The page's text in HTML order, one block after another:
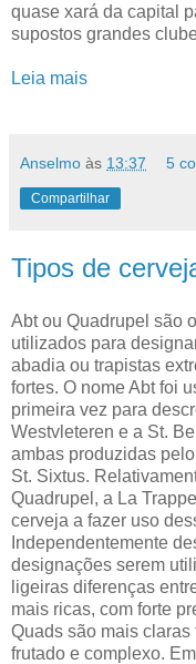
quase xará da capital
supostos grandes
Leia mais
Anselmo às 13:37 5
Compartilhar
Tipos de
Abt ou Quadrupel são
utilizados para
abadia ou trapistas
fortes. O nome Abt foi
primeira vez para
Westvleteren e a St.
ambas produzidas
St. Sixtus.
Quadrupel, a La
cerveja a fazer uso
Independentemente
designações serem
ligeiras diferenças
mais ricas, com forte
Quads são mais
frutado e complexo.